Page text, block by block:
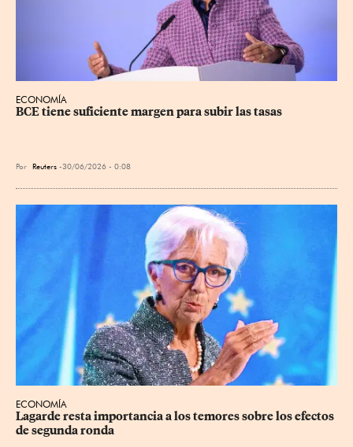
ECONOMÍA
BCE tiene suficiente margen para subir las tasas
Por Reuters 30/06/2026 - 0:08
ECONOMÍA
Lagarde resta importancia a los temores sobre los efectos
de segunda ronda